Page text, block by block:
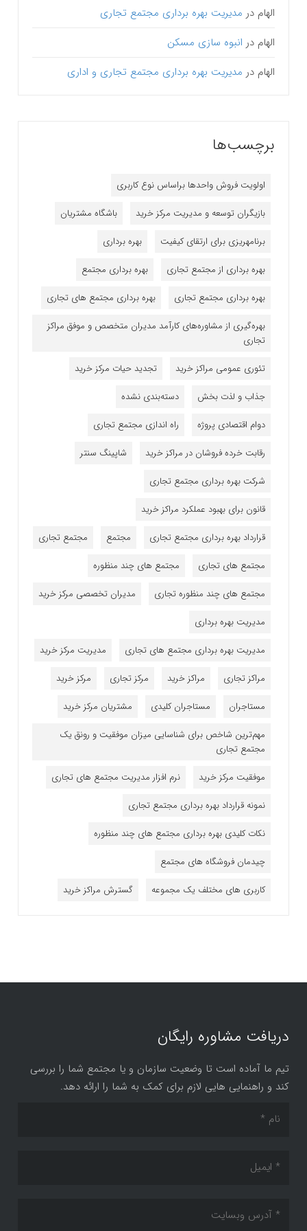
الهام در مدیریت بهره برداری مجتمع تجاری
الهام در انبوه سازی مسکن
الهام در مدیریت بهره برداری مجتمع تجاری و اداری
برچسب‌ها
اولویت فروش واحدها براساس نوع کاربری
بازیگران توسعه و مدیریت مرکز خرید
باشگاه مشتریان
برنامه‎ریزی برای ارتقای کیفیت
بهره برداری
بهره برداری از مجتمع تجاری
بهره برداری مجتمع
بهره برداری مجتمع تجاری
بهره برداری مجتمع های تجاری
بهره‌گیری از مشاوره‌های کارآمد مدیران متخصص و موفق مراکز
تجاری
تئوری عمومی مراکز خرید
تجدید حیات مرکز خرید
جذاب و لذت بخش
دسته‌بندی نشده
دوام اقتصادی پروژه
راه اندازی مجتمع تجاری
رقابت خرده فروشان در مراکز خرید
شاپینگ سنتر
شرکت بهره برداری مجتمع تجاری
قانون برای بهبود عملکرد مراکز خرید
قرارداد بهره برداری مجتمع تجاری
مجتمع
مجتمع تجاری
مجتمع های تجاری
مجتمع های چند منظوره
مجتمع های چند منظوره تجاری
مدیران تخصصی مرکز خرید
مدیریت بهره برداری
مدیریت بهره برداری مجتمع های تجاری
مدیریت مرکز خرید
مراکز تجاری
مراکز خرید مرکز تجاری
مرکز خرید
مستاجران
مستاجران کلیدی
مشتریان مرکز خرید
مهم‌ترین شاخص برای شناسایی میزان موفقیت و رونق یک
مجتمع تجاری
موفقیت مرکز خرید
نرم افزار مدیریت مجتمع های تجاری
نمونه قرارداد بهره برداری مجتمع تجاری
نکات کلیدی بهره برداری مجتمع های چند منظوره
چیدمان فروشگاه های مجتمع
کاربری های مختلف یک مجموعه
گسترش مراکز خرید
دریافت مشاوره رایگان
تیم ما آماده است تا وضعیت سازمان و یا مجتمع شما را بررسی
کند و راهنمایی هایی لازم برای کمک به شما را ارائه دهد.